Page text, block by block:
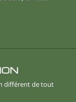
différent de tout